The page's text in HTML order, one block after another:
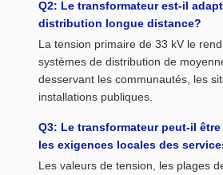
Q2: Le transformateur est-il
distribution longue distance?
La tension primaire de 33 kV le
systèmes de distribution de
desservant les communautés, les
installations publiques.
Q3: Le transformateur peut-il
les exigences locales des
Les valeurs de tension, les plages